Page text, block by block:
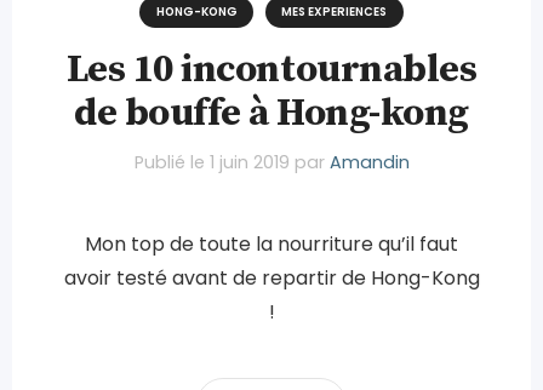
HONG-KONG MES EXPERIENCES
Les 10 incontournables
de bouffe à Hong-kong
Publié le 1 juin 2019 par Amandin
Mon top de toute la nourriture qu’il faut
avoir testé avant de repartir de Hong-Kong
!